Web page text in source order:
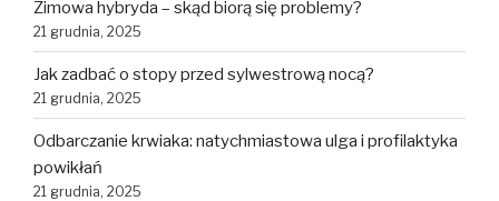
Zimowa hybryda – skąd biorą się problemy?
21 grudnia, 2025
Jak zadbać o stopy przed sylwestrową nocą?
21 grudnia, 2025
Odbarczanie krwiaka: natychmiastowa ulga i profilaktyka
powikłań
21 grudnia, 2025